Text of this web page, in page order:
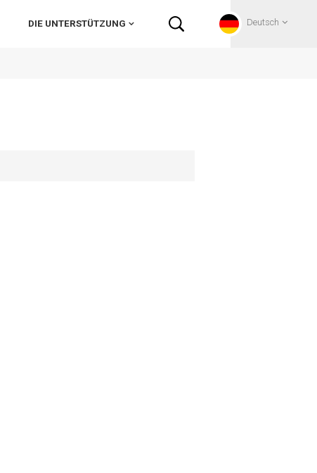
DIE UNTERSTÜTZUNG Deutsch